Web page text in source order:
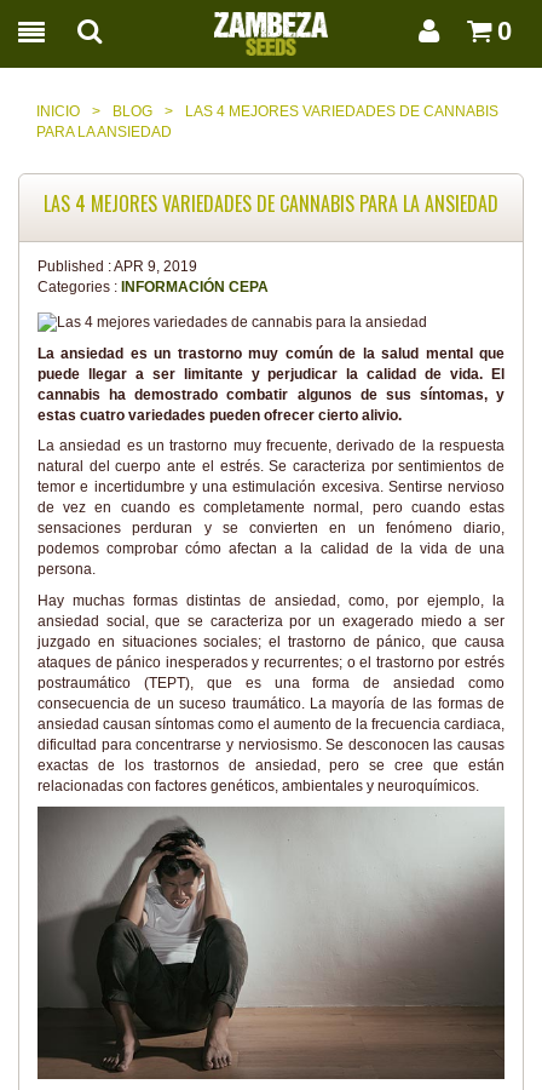
0
INICIO > BLOG >
LAS 4 MEJORES VARIEDADES DE CANNABIS
PARA LA ANSIEDAD
LAS 4 MEJORES VARIEDADES DE CANNABIS PARA LA ANSIEDAD
Published :APR 9, 2019
Categories : INFORMACIÓN CEPA
La ansiedad es un trastorno muy común de la salud mental que
puede llegar a ser limitante y perjudicar la calidad de vida. El
cannabis ha demostrado combatir algunos de sus síntomas, y
estas cuatro variedades pueden ofrecer cierto alivio.
La ansiedad es un trastorno muy frecuente, derivado de la respuesta
natural del cuerpo ante el estrés. Se caracteriza por sentimientos de
temor e incertidumbre y una estimulación excesiva. Sentirse nervioso
de vez en cuando es completamente normal, pero cuando estas
sensaciones perduran y se convierten en un fenómeno diario,
podemos comprobar cómo afectan a la calidad de la vida de una
persona.
Hay muchas formas distintas de ansiedad, como, por ejemplo, la
ansiedad social, que se caracteriza por un exagerado miedo a ser
juzgado en situaciones sociales; el trastorno de pánico, que causa
ataques de pánico inesperados y recurrentes; o el trastorno por estrés
postraumático (TEPT), que es una forma de ansiedad como
consecuencia de un suceso traumático. La mayoría de las formas de
ansiedad causan síntomas como el aumento de la frecuencia cardiaca,
dificultad para concentrarse y nerviosismo. Se desconocen las causas
exactas de los trastornos de ansiedad, pero se cree que están
relacionadas con factores genéticos, ambientales y neuroquímicos.